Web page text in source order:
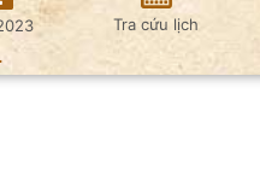
Tra cứu lịch